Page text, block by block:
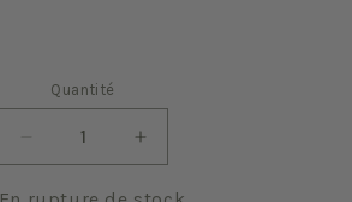
Quantité
Quantité
Réduire
la
quantité
Augmenter
la
quantité